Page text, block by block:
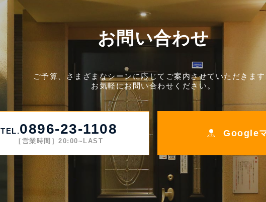
お問い合わせ
ご予算、さまざまなシーンに応じてご案内させていただきま
お気軽にお問い合わせください。
TEL.0896-23-1108
［営業時間］20:00~LAST
Google